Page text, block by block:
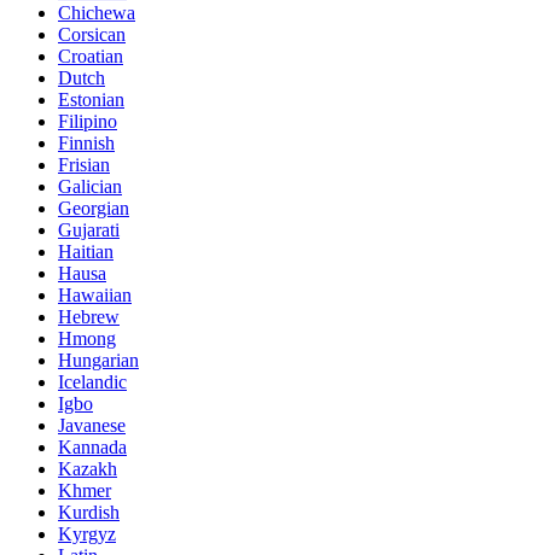
Chichewa
Corsican
Croatian
Dutch
Estonian
Filipino
Finnish
Frisian
Galician
Georgian
Gujarati
Haitian
Hausa
Hawaiian
Hebrew
Hmong
Hungarian
Icelandic
Igbo
Javanese
Kannada
Kazakh
Khmer
Kurdish
Kyrgyz